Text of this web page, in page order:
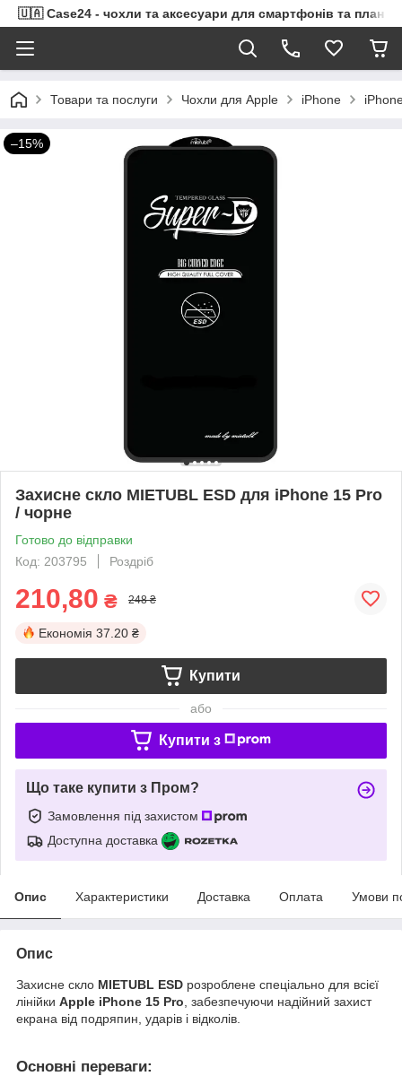
🇺🇦 Case24 - чохли та аксесуари для смартфонів та
Товари та послуги Чохли для Apple iPhone
–15%
Захисне скло MIETUBL ESD для iPhone 15 Pro
/ чорне
Готово до відправки
Код: 203795
Роздріб
210,80 ₴ 248 ₴
Економія 37.20 ₴
Купити
або
Купити з
Що таке купити з Пром?
Замовлення під захистом
Доступна доставка
Опис Характеристики Доставка Оплата Умови
Опис
Захисне скло MIETUBL ESD розроблене спеціально для всієї
лінійки Apple iPhone 15 Pro , забезпечуючи надійний захист
екрана від подряпин, ударів і відколів.
Основні переваги: